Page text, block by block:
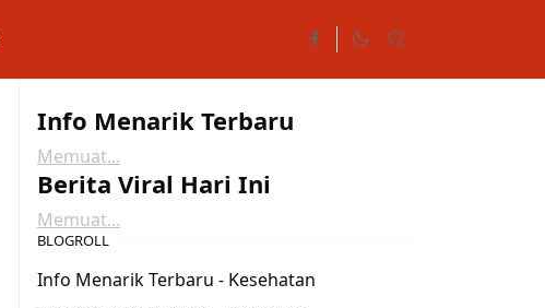
Info Menarik Terbaru
Memuat...
Berita Viral Hari Ini
Memuat...
BLOGROLL
Info Menarik Terbaru - Kesehatan